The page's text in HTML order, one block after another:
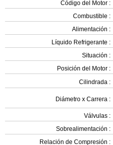
Código del Motor :
Combustible :
Alimentación :
Líquido Refrigerante :
Situación :
Posición del Motor :
Cilindrada :
Diámetro x Carrera :
Válvulas :
Sobrealimentación :
Relación de Compresión :